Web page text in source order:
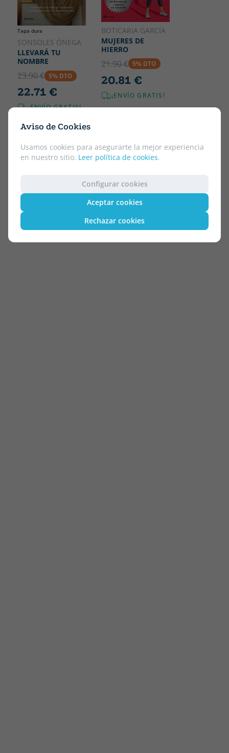
Aviso de Cookies
Usamos cookies para asegurarte la mejor experiencia
en nuestro sitio. Leer política de cookies.
Configurar cookies
Aceptar cookies
Rechazar cookies
Tapa dura
SONSOLES ÓNEGA
LLEVARÁ TU
NOMBRE
23.90 € 5% DTO
22.71 €
¡ENVÍO GRATIS!
BOTICARIA GARCÍA
MUJERES DE
HIERRO
21.90 € 5% DTO
20.81 €
¡ENVÍO GRATIS!